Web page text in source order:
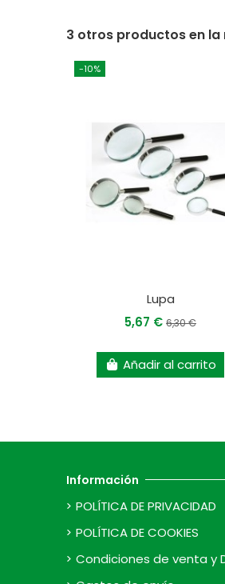
3 otros productos en
-10%
Lupa
5,67 €6,30 €
Añadir al carrito
Información
POLÍTICA DE PRIVACIDAD
POLÍTICA DE COOKIES
Condiciones de venta y